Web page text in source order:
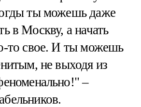
ты можешь даже
в Москву, а начать
то свое. И ты можешь
не выходя из
–